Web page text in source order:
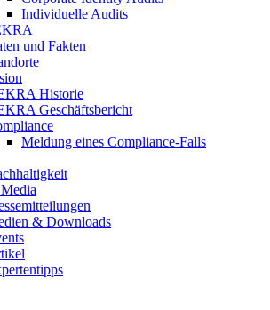
Individuelle Audits
und Fakten
Historie
Geschäftsbericht
Meldung eines Compliance-Falls
& Downloads